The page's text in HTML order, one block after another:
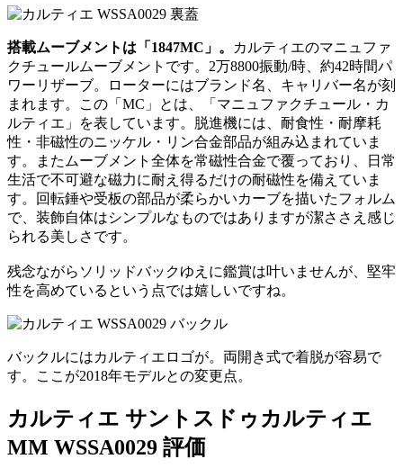
搭載ムーブメントは「1847MC」。
カルティエのマニュファ
クチュールムーブメントです。2万8800振動/時、約42時間パ
ワーリザーブ。ローターにはブランド名、キャリバー名が刻
まれます。この「MC」とは、「マニュファクチュール・カ
ルティエ」を表しています。脱進機には、耐食性・耐摩耗
性・非磁性のニッケル・リン合金部品が組み込まれていま
す。またムーブメント全体を常磁性合金で覆っており、日常
生活で不可避な磁力に耐え得るだけの耐磁性を備えていま
す。回転錘や受板の部品が柔らかいカーブを描いたフォルム
で、装飾自体はシンプルなものではありますが潔ささえ感じ
られる美しさです。
残念ながらソリッドバックゆえに鑑賞は叶いませんが、堅牢
性を高めているという点では嬉しいですね。
バックルにはカルティエロゴが。両開き式で着脱が容易で
す。ここが2018年モデルとの変更点。
カルティエ サントスドゥカルティエ
MM WSSA0029 評価